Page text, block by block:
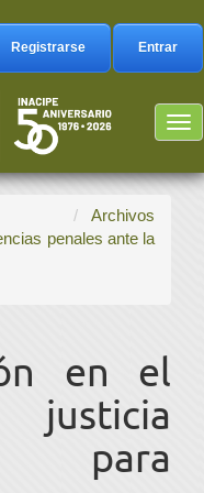
Registrarse Entrar
Archivos
penales ante la
en el